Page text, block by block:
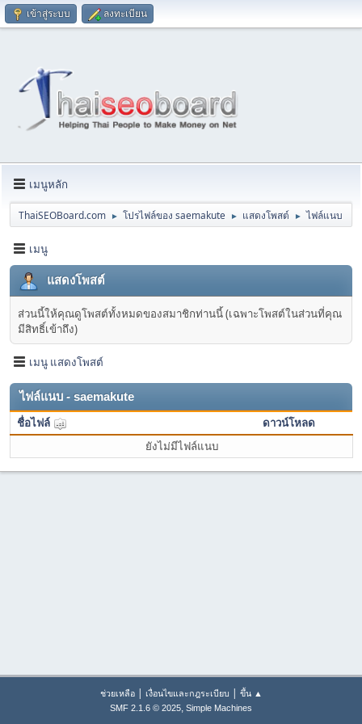
เข้าสู่ระบบ ลงทะเบียน
เมนูหลัก
ThaiSEOBoard.com ► โปรไฟล์ของ saemakute ► แสดงโพสต์ ► ไฟล์แนบ
เมนู
แสดงโพสต์
ส่วนนี้ให้คุณดูโพสต์ทั้งหมดของสมาชิกท่านนี้ (เฉพาะโพสต์ในส่วนที่คุณ
มีสิทธิ์เข้าถึง)
เมนู แสดงโพสต์
ไฟล์แนบ - saemakute
ชื่อไฟล์
ดาวน์โหลด
ยังไม่มีไฟล์แนบ
ช่วยเหลือ| เงื่อนไขและกฎระเบียบ | ขึ้น ▲
SMF 2.1.6 © 2025, Simple Machines